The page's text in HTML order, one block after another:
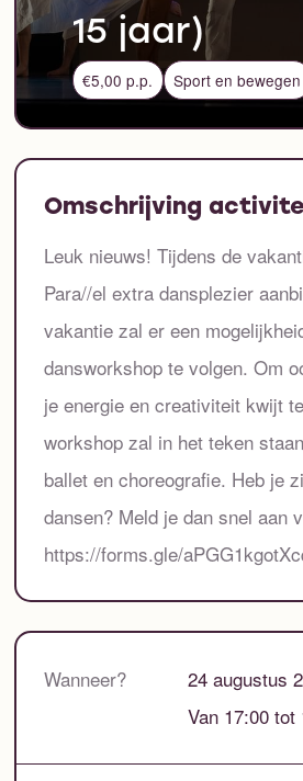
15 jaar)
€5,00 p.p. Sport en bewegen
Omschrijving
Leuk nieuws! Tijdens de
Para//el extra dansplezier
vakantie zal er een
dansworkshop te volgen. Om
je energie en creativiteit kwijt
workshop zal in het teken
ballet en choreografie. Heb je
dansen? Meld je dan snel aan
https://forms.gle/
Wanneer?
24 augustus
Van 17:00 tot